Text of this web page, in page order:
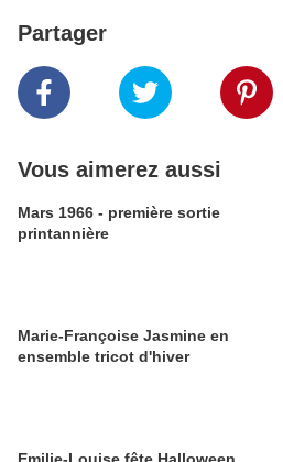
Partager
Vous aimerez aussi
Mars 1966 - première sortie
printannière
Marie-Françoise Jasmine en
ensemble tricot d'hiver